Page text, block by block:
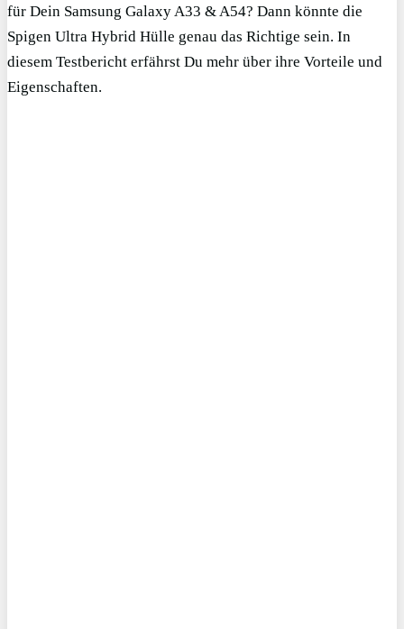
für Dein Samsung Galaxy A33 & A54? Dann könnte die
Spigen Ultra Hybrid Hülle genau das Richtige sein. In
diesem Testbericht erfährst Du mehr über ihre Vorteile und
Eigenschaften.